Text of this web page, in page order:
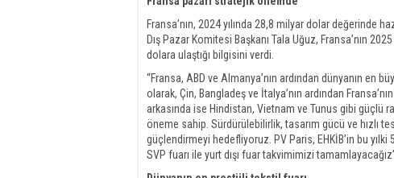
Fransa’nın, 2024 yılında 28,8 milyar dolar değerinde
Dış Pazar Komitesi Başkanı Tala Uğuz, Fransa’nın
dolara ulaştığı bilgisini verdi.
“Fransa, ABD ve Almanya’nın ardından dünyanın en
olarak, Çin, Bangladeş ve İtalya’nın ardından
arkasında ise Hindistan, Vietnam ve Tunus gibi güçlü
öneme sahip. Sürdürülebilirlik, tasarım gücü ve hızlı
güçlendirmeyi hedefliyoruz. PV Paris, EHKİB’in bu yılki
SVP fuarı ile yurt dışı fuar takvimimizi